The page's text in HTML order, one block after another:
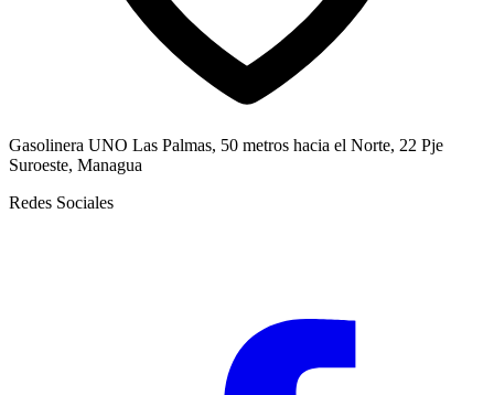
Gasolinera UNO Las Palmas, 50 metros hacia el Norte, 22 Pje
Suroeste, Managua
Redes Sociales